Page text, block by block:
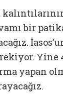
bir
Yine
yapan